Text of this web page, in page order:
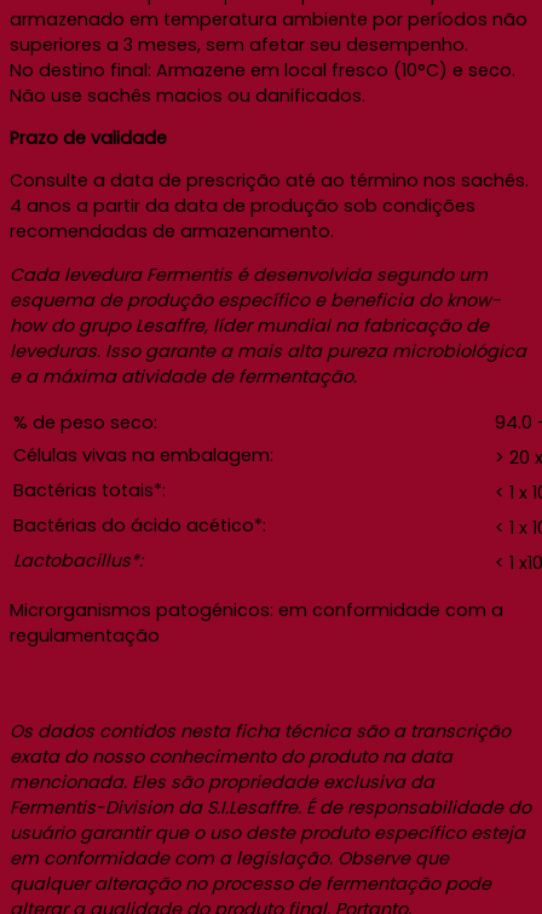
armazenado em temperatura ambiente por períodos não
superiores a 3 meses, sem afetar seu desempenho.
No destino final: Armazene em local fresco (10°C) e seco.
Não use sachês macios ou danificados.
Prazo de validade
Consulte a data de prescrição até ao término nos sachês.
4 anos a partir da data de produção sob condições
recomendadas de armazenamento.
Cada levedura Fermentis é desenvolvida segundo um
esquema de produção específico e beneficia do know-
how do grupo Lesaffre, líder mundial na fabricação de
leveduras. Isso garante a mais alta pureza microbiológica
e a máxima atividade de fermentação.
% de peso seco:
94.0
Células vivas na embalagem:
> 20
Bactérias totais*:
< 1 x
Bactérias do ácido acético*:
< 1 x
Lactobacillus*:
< 1 x10
Microrganismos patogénicos: em conformidade com a
regulamentação
Os dados contidos nesta ficha técnica são a transcrição
exata do nosso conhecimento do produto na data
mencionada. Eles são propriedade exclusiva da
Fermentis-Division da S.I.Lesaffre. É de responsabilidade do
usuário garantir que o uso deste produto específico esteja
em conformidade com a legislação. Observe que
qualquer alteração no processo de fermentação pode